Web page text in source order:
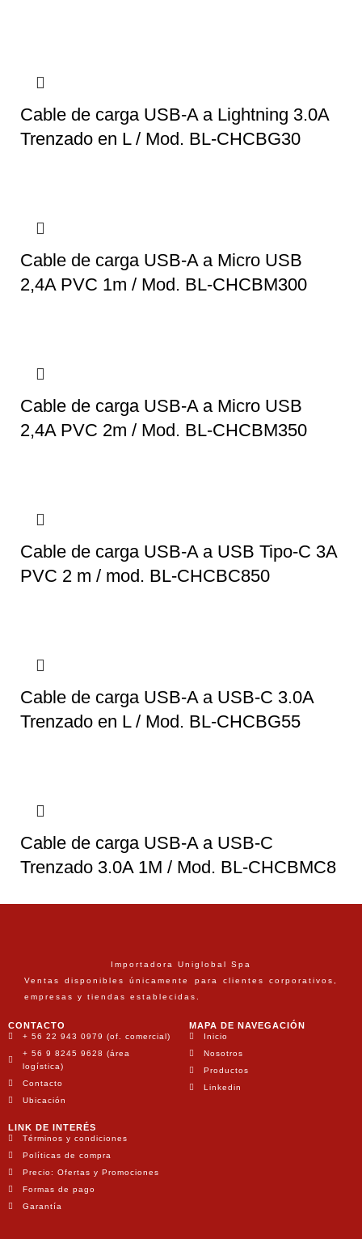
Cable de carga USB-A a Lightning 3.0A
Trenzado en L / Mod. BL-CHCBG30
Cable de carga USB-A a Micro USB
2,4A PVC 1m / Mod. BL-CHCBM300
Cable de carga USB-A a Micro USB
2,4A PVC 2m / Mod. BL-CHCBM350
Cable de carga USB-A a USB Tipo-C 3A
PVC 2 m / mod. BL-CHCBC850
Cable de carga USB-A a USB-C 3.0A
Trenzado en L / Mod. BL-CHCBG55
Cable de carga USB-A a USB-C
Trenzado 3.0A 1M / Mod. BL-CHCBMC8
Importadora Uniglobal Spa
Ventas disponibles únicamente para clientes corporativos,
empresas y tiendas establecidas.
CONTACTO
+ 56 22 943 0979 (of. comercial)
+ 56 9 8245 9628 (área
logística)
Contacto
Ubicación
MAPA DE NAVEGACIÓN
Inicio
Nosotros
Productos
Linkedin
LINK DE INTERÉS
Términos y condiciones
Políticas de compra
Precio: Ofertas y Promociones
Formas de pago
Garantía